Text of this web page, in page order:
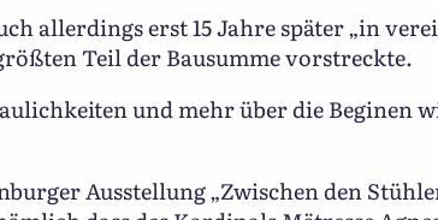
allerdings erst 15 Jahre später „in
Teil der Bausumme vorstreckte.
und mehr über die Beginen
Ausstellung „Zwischen den